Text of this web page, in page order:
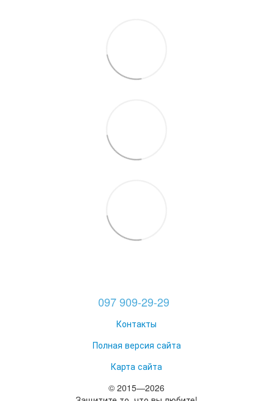
097 909-29-29
Контакты
Полная версия сайта
Карта сайта
© 2015—2026